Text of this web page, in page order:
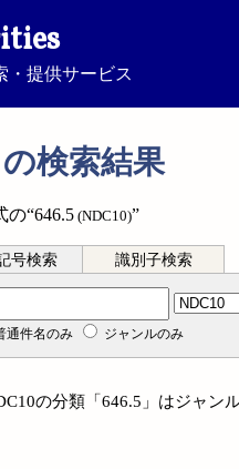
・提供サービス
検索結果
“646.5 (NDC10)”
号検索 識別子検索
通件名のみ ジャンルのみ
の分類「646.5」はジャン